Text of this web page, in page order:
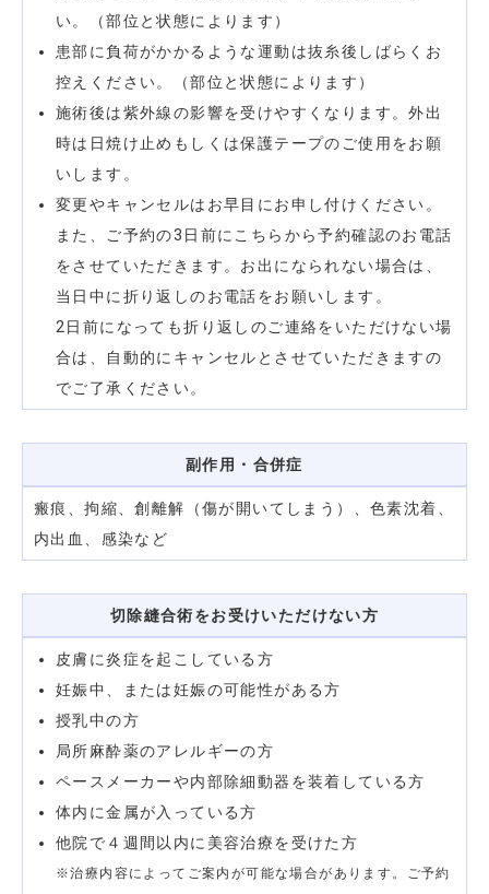
い。（部位と状態によります）
患部に負荷がかかるような運動は抜糸後しばらくお
控えください。（部位と状態によります）
施術後は紫外線の影響を受けやすくなります。外出
時は日焼け止めもしくは保護テープのご使用をお願
いします。
変更やキャンセルはお早目にお申し付けください。
また、ご予約の3日前にこちらから予約確認のお電話
をさせていただきます。お出になられない場合は、
当日中に折り返しのお電話をお願いします。
2日前になっても折り返しのご連絡をいただけない場
合は、自動的にキャンセルとさせていただきますの
でご了承ください。
副作用・合併症
瘢痕、拘縮、創離解（傷が開いてしまう）、色素沈着、
内出血、感染など
切除縫合術をお受けいただけない方
皮膚に炎症を起こしている方
妊娠中、または妊娠の可能性がある方
授乳中の方
局所麻酔薬のアレルギーの方
ペースメーカーや内部除細動器を装着している方
体内に金属が入っている方
他院で４週間以内に美容治療を受けた方
※治療内容によってご案内が可能な場合があります。ご予約